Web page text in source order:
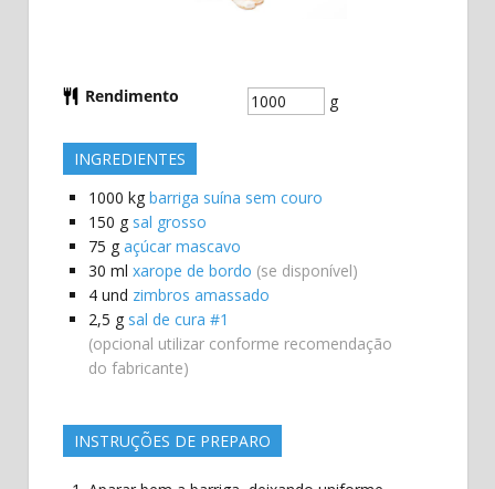
Rendimento g
INGREDIENTES
1000 kg barriga suína sem couro
150 g sal grosso
75 g açúcar mascavo
30 ml xarope de bordo (se disponível)
4 und zimbros amassado
2,5 g sal de cura #1
(opcional utilizar conforme recomendação
do fabricante)
INSTRUÇÕES DE PREPARO